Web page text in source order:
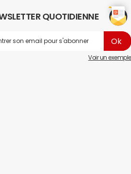
QUOTIDIENNE
Voir un exemple